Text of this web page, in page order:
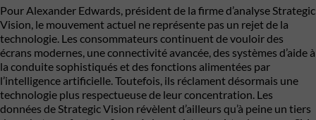
Pour Alexander Edwards, président de la firme d’analyse Strategic
Vision, le mouvement actuel ne représente pas un rejet de la
technologie. Les consommateurs continuent de vouloir des
écrans modernes, une connectivité avancée, des systèmes d’aide à
la conduite sophistiqués et des fonctions alimentées par
l’intelligence artificielle. Toutefois, ils réclament désormais une
technologie plus respectueuse de leur concentration. Les
données de Strategic Vision révèlent d’ailleurs qu’à peine un tiers